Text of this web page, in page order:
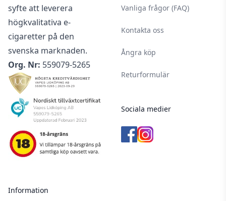
syfte att leverera
högkvalitativa e-
cigaretter på den
svenska marknaden.
Org. Nr: 559079-5265
Information
Vanliga frågor (FAQ)
Kontakta oss
Ångra köp
Returformulär
Sociala medier